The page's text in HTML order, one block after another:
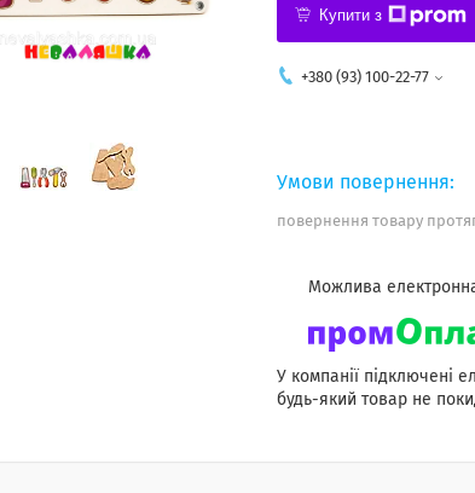
Купити з
+380 (93) 100-22-77
повернення товару
У компанії підключені
будь-який товар не